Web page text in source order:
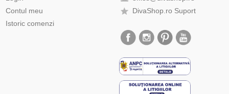
Contul meu
Istoric comenzi
DivaShop.ro Suport